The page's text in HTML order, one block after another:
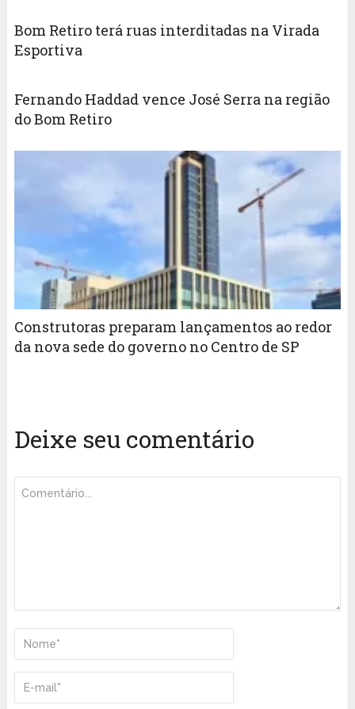
Bom Retiro terá ruas interditadas na Virada
Esportiva
Fernando Haddad vence José Serra na região
do Bom Retiro
Construtoras preparam lançamentos ao redor
da nova sede do governo no Centro de SP
Deixe seu comentário